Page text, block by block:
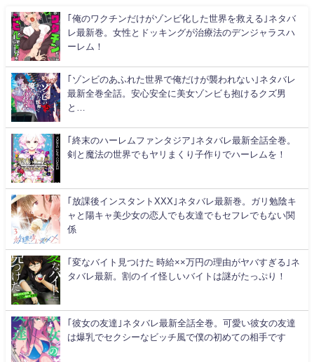
｢俺のワクチンだけがゾンビ化した世界を救える｣ネタバ
レ最新巻。女性とドッキングが治療法のデンジャラスハ
ーレム！
｢ゾンビのあふれた世界で俺だけが襲われない｣ネタバレ
最新全巻全話。安心安全に美女ゾンビも抱けるクズ男
と…
｢終末のハーレムファンタジア｣ネタバレ最新全話全巻。
剣と魔法の世界でもヤリまくり子作りでハーレムを！
｢放課後インスタントXXX｣ネタバレ最新巻。ガリ勉陰キ
ャと陽キャ美少女の恋人でも友達でもセフレでもない関
係
｢変なバイト見つけた 時給××万円の理由がヤバすぎる｣ネ
タバレ最新。割のイイ怪しいバイトは謎がたっぷり！
｢彼女の友達｣ネタバレ最新全話全巻。可愛い彼女の友達
は爆乳でセクシーなビッチ風で僕の初めての相手です